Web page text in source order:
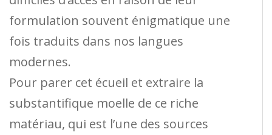
formulation souvent énigmatique une
fois traduits dans nos langues
modernes.
Pour parer cet écueil et extraire la
substantifique moelle de ce riche
matériau, qui est l’une des sources